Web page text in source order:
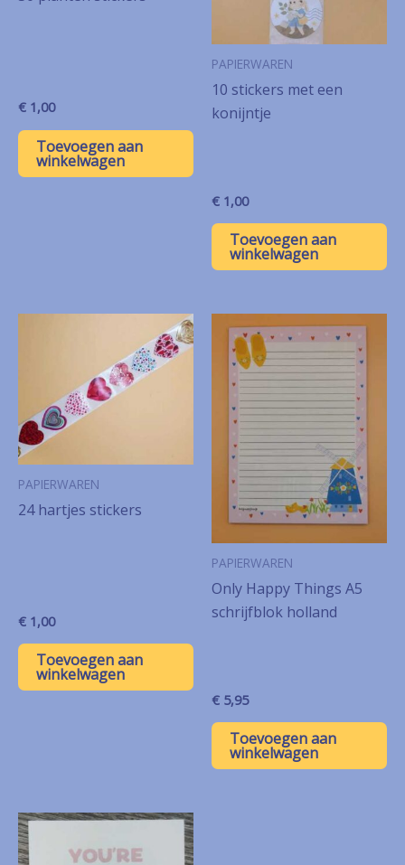
€ 1,00
Toevoegen aan
winkelwagen
PAPIERWAREN
10 stickers met een
konijntje
€ 1,00
Toevoegen aan
winkelwagen
PAPIERWAREN
24 hartjes stickers
€ 1,00
Toevoegen aan
winkelwagen
PAPIERWAREN
Only Happy Things A5
schrijfblok holland
€ 5,95
Toevoegen aan
winkelwagen